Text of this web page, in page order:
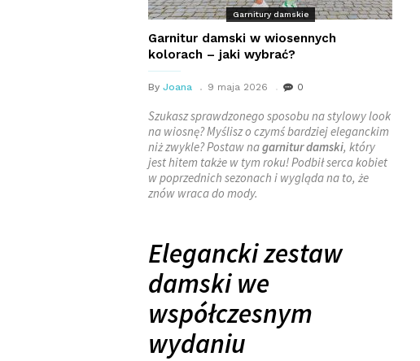
Garnitury damskie
Garnitur damski w wiosennych
kolorach – jaki wybrać?
By Joana 9 maja 2026 0
Szukasz sprawdzonego sposobu na stylowy look
na wiosnę? Myślisz o czymś bardziej eleganckim
niż zwykle? Postaw nagarnitur damski, który
jest hitem także w tym roku! Podbił serca kobiet
w poprzednich sezonach i wygląda na to, że
znów wraca do mody.
Elegancki zestaw
damski we
współczesnym
wydaniu